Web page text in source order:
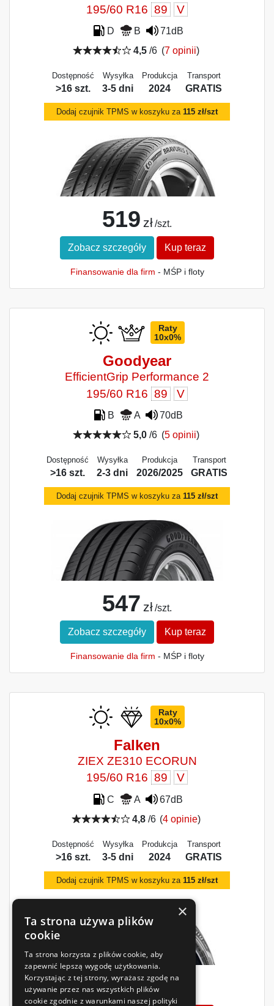
195/60 R16 89 V
D B
71dB
4,5 /6 (7 opinii)
Dostępność
>16 szt.
Wysyłka
3-5 dni
Produkcja
2024
Transport
GRATIS
Dodaj czujnik TPMS w koszyku za 115 zł/szt
519 zł /szt.
Zobacz szczegóły Kup teraz
Finansowanie dla firm - MŚP i floty
Raty
10x0%
Goodyear
EfficientGrip Performance 2
195/60 R16 89 V
B A
70dB
5,0 /6 (5 opinii)
Dostępność
>16 szt.
Wysyłka
2-3 dni
Produkcja
2026/2025
Transport
GRATIS
Dodaj czujnik TPMS w koszyku za 115 zł/szt
547 zł /szt.
Zobacz szczegóły Kup teraz
Finansowanie dla firm - MŚP i floty
Raty
10x0%
Falken
ZIEX ZE310 ECORUN
195/60 R16 89 V
C A
67dB
4,8/6 (4 opinie)
Dostępność
>16 szt.
Wysyłka
3-5 dni
Produkcja
2024
Transport
GRATIS
Dodaj czujnik TPMS w koszyku za 115 zł/szt
665 zł/szt.
×
Ta strona używa plików
cookie
Ta strona korzysta z plików cookie, aby
zapewnić lepszą wygodę użytkowania.
Korzystając z tej strony, wyrażasz zgodę na
używanie przez nas wszystkich plików
cookie zgodnie z warunkami naszej polityki